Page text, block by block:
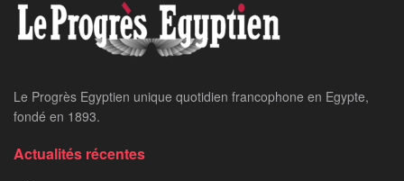
L’Égypte suit l’affaire du
navire détourné